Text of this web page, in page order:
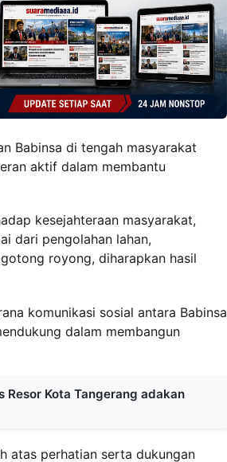
Babinsa di tengah masyarakat
aktif dalam membantu
kesejahteraan masyarakat,
dari pengolahan lahan,
royong, diharapkan hasil
komunikasi sosial antara Babinsa
dalam membangun
Kota Tangerang adakan
atas perhatian serta dukungan